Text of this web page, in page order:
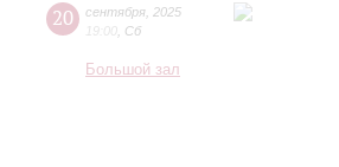
20 сентября 2025
19:00 Сб
Большой зал